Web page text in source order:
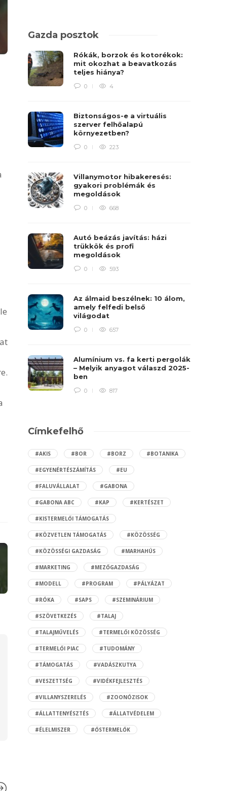
Gazda posztok
Rókák, borzok és kotorékok:
mit okozhat a beavatkozás
teljes hiánya?
0 4
Biztonságos-e a virtuális
szerver felhőalapú
környezetben?
0 223
Villanymotor hibakeresés:
gyakori problémák és
megoldások
0 668
Autó beázás javítás: házi
trükkök és profi
megoldások
0 593
Az álmaid beszélnek: 10 álom,
amely felfedi belső
világodat
0 657
Alumínium vs. fa kerti pergolák
– Melyik anyagot válaszd 2025-
ben
0 817
Címkefelhő
#AKIS #BOR #BORZ #BOTANIKA
#EGYENÉRTÉSZÁMÍTÁS #EU
#FALUVÁLLALAT #GABONA
#GABONA ABC #KAP #KERTÉSZET
#KISTERMELŐI TÁMOGATÁS
#KÖZVETLEN TÁMOGATÁS #KÖZÖSSÉG
#KÖZÖSSÉGI GAZDASÁG #MARHAHÚS
#MARKETING #MEZŐGAZDASÁG
#MODELL #PROGRAM #PÁLYÁZAT
#RÓKA #SAPS #SZEMINÁRIUM
#SZÖVETKEZÉS #TALAJ
#TALAJMŰVELÉS #TERMELŐI KÖZÖSSÉG
#TERMELŐI PIAC #TUDOMÁNY
#TÁMOGATÁS #VADÁSZKUTYA
#VESZETTSÉG #VIDÉKFEJLESZTÉS
#VILLANYSZERELÉS #ZOONÓZISOK
#ÁLLATTENYÉSZTÉS #ÁLLATVÉDELEM
#ÉLELMISZER #ŐSTERMELŐK